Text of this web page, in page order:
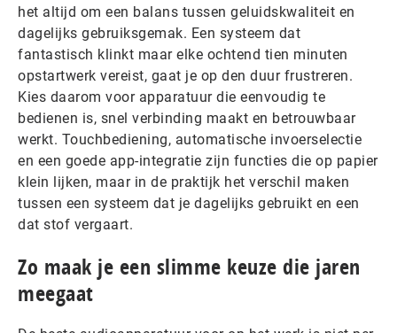
het altijd om een balans tussen geluidskwaliteit en
dagelijks gebruiksgemak. Een systeem dat
fantastisch klinkt maar elke ochtend tien minuten
opstartwerk vereist, gaat je op den duur frustreren.
Kies daarom voor apparatuur die eenvoudig te
bedienen is, snel verbinding maakt en betrouwbaar
werkt. Touchbediening, automatische invoerselectie
en een goede app-integratie zijn functies die op papier
klein lijken, maar in de praktijk het verschil maken
tussen een systeem dat je dagelijks gebruikt en een
dat stof vergaart.
Zo maak je een slimme keuze die jaren
meegaat